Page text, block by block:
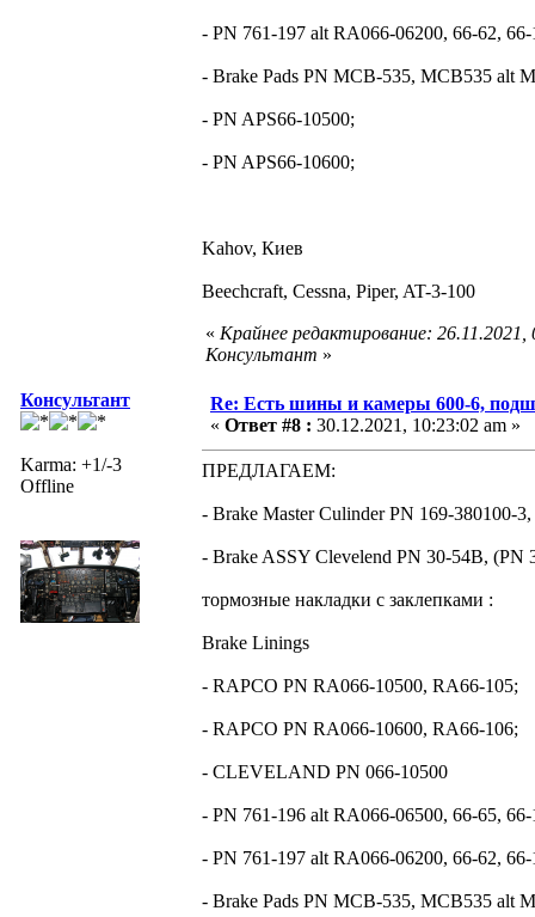
- PN 761-197 alt RA066-06200, 66-62, 66-
- Brake Pads PN MCB-535, MCB535 alt
- PN APS66-10500;
- PN APS66-10600;
Kahov, Киев
Beechcraft, Cessna, Piper, AT-3-100
« Крайнее редактирование:
Консультант »
Консультант
Karma: +1/-3
Offline
Re: Есть шины и камеры 600-6,
« Ответ #8 : 30.12.2021, 10:23:02 am »
ПРЕДЛАГАЕМ:
- Brake Master Culinder PN 169-380100-
- Brake ASSY Clevelend PN 30-54B, (PN
тормозные накладки с заклепками :
Brake Linings
- RAPCO PN RA066-10500, RA66-105;
- RAPCO PN RA066-10600, RA66-106;
- CLEVELAND PN 066-10500
- PN 761-196 alt RA066-06500, 66-65, 66-
- PN 761-197 alt RA066-06200, 66-62, 66-
- Brake Pads PN MCB-535, MCB535 alt